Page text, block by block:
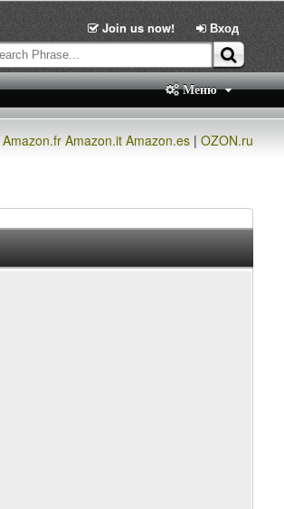
Join us now! Вход
Меню
Amazon.fr Amazon.it Amazon.es |OZON.ru